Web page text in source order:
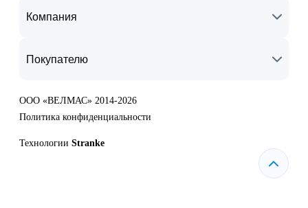
Компания
Покупателю
ООО «ВЕЛМАС» 2014-2026
Политика конфиденциальности
Технологии Stranke